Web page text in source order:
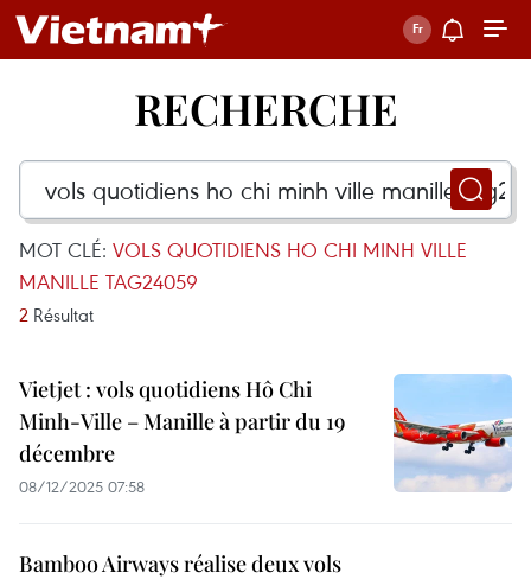
RECHERCHE
MOT CLÉ: VOLS QUOTIDIENS HO CHI MINH VILLE
MANILLE TAG24059
2 Résultat
Vietjet : vols quotidiens Hô Chi
Minh-Ville – Manille à partir du 19
décembre
08/12/2025 07:58
Bamboo Airways réalise deux vols